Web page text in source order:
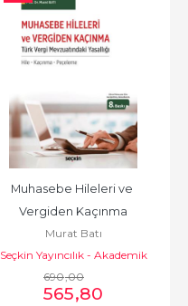
Muhasebe Hileleri ve
Vergiden Kaçınma
Murat Batı
Seçkin Yayıncılık - Akademik
690,00
565,80